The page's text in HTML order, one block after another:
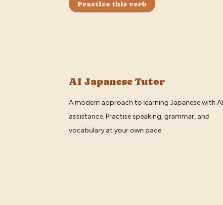
Practice this verb
AI Japanese Tutor
A modern approach to learning Japanese with AI
assistance. Practise speaking, grammar, and
vocabulary at your own pace.